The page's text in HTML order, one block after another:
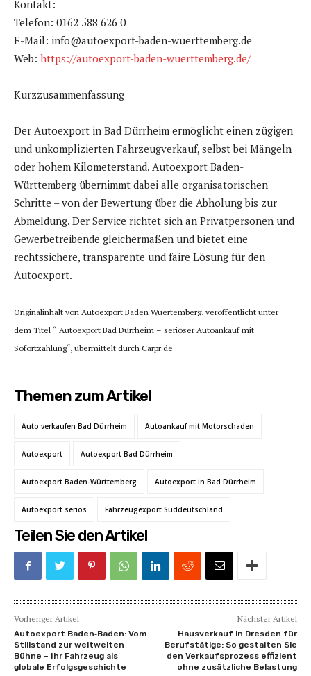
Kontakt:
Telefon: 0162 588 626 0
E-Mail: info@autoexport-baden-wuerttemberg.de
Web: https://autoexport-baden-wuerttemberg.de/
Kurzzusammenfassung
Der Autoexport in Bad Dürrheim ermöglicht einen zügigen
und unkomplizierten Fahrzeugverkauf, selbst bei Mängeln
oder hohem Kilometerstand. Autoexport Baden-
Württemberg übernimmt dabei alle organisatorischen
Schritte – von der Bewertung über die Abholung bis zur
Abmeldung. Der Service richtet sich an Privatpersonen und
Gewerbetreibende gleichermaßen und bietet eine
rechtssichere, transparente und faire Lösung für den
Autoexport.
Originalinhalt von Autoexport Baden Wuertemberg, veröffentlicht unter
dem Titel “ Autoexport Bad Dürrheim – seriöser Autoankauf mit
Sofortzahlung“, übermittelt durch Carpr.de
Themen zum Artikel
Auto verkaufen Bad Dürrheim Autoankauf mit Motorschaden
Autoexport Autoexport Bad Dürrheim
Autoexport Baden-Württemberg Autoexport in Bad Dürrheim
Autoexport seriös Fahrzeugexport Süddeutschland
Teilen Sie den Artikel
Vorheriger Artikel
Autoexport Baden‑Baden: Vom
Stillstand zur weltweiten
Bühne – Ihr Fahrzeug als
globale Erfolgsgeschichte
Nächster Artikel
Hausverkauf in Dresden für
Berufstätige: So gestalten Sie
den Verkaufsprozess effizient
ohne zusätzliche Belastung